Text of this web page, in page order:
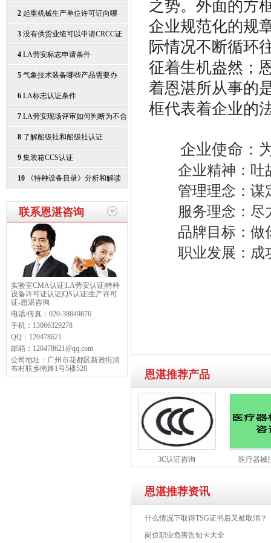
哪
2 起重机械生产单位许可证向哪
3 没有供货业绩可以申请CRCC证
书
4 LA劳安标志申请条件
5 气象技术装备哪些产品需要办
6 LA标志认证条件
7 LA劳安现场评审如何判断为不合
8 了解船级社和船级社认证
9 集装箱CCS认证
10 《特种设备目录》分析和解读
联系恩湛咨询
实验室CMA认证|LA劳安认证|特种
设备许可证认证|QS认证|生产许可
证-恩湛咨询
电话/传真： 020-38849876
手机： 13066329278
QQ： 120478621
邮箱： 120478621@qq.com
公司地址： 广州市花都区新雅街清
布村联乡南路1号5楼528
之势。外面的方
企业规范化的规
际情况不断循环
征着生机盎然；
着恩湛所从事的
框代表着企业的
企业使命：为
企业精神：吐
管理理念：谋
服务理念：尽
品牌目标：做
职业发展：成
恩湛推荐产品
3C认证咨询 医疗器械
恩湛推荐资讯
什么情况下取得TSG证书后又被取消？
岗位职业危害告知卡大全